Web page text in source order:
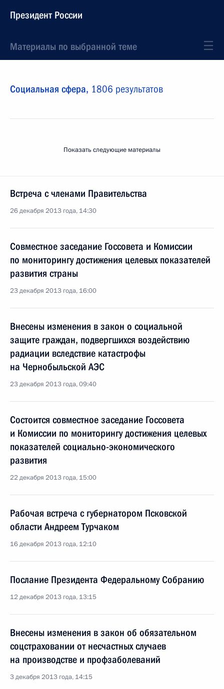
Президент России
Материалы по выбранной теме
Социальная сфера, 1806 результатов
Показать следующие материалы
Встреча с членами Правительства
26 декабря 2013 года, 14:30
Совместное заседание Госсовета и Комиссии
по мониторингу достижения целевых показателей
развития страны
23 декабря 2013 года, 16:00
Внесены изменения в закон о социальной
защите граждан, подвергшихся воздействию
радиации вследствие катастрофы
на Чернобыльской АЭС
23 декабря 2013 года, 09:40
Состоится совместное заседание Госсовета
и Комиссии по мониторингу достижения целевых
показателей социально-экономического
развития
22 декабря 2013 года, 15:00
Рабочая встреча с губернатором Псковской
области Андреем Турчаком
16 декабря 2013 года, 12:10
Послание Президента Федеральному Собранию
12 декабря 2013 года, 13:15
Внесены изменения в закон об обязательном
соцстраховании от несчастных случаев
на производстве и профзаболеваний
3 декабря 2013 года, 14:15